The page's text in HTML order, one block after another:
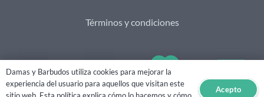
Términos y condiciones
Damas y Barbudos utiliza cookies para mejorar la
experiencia del usuario para aquellos que visitan este
Acepto